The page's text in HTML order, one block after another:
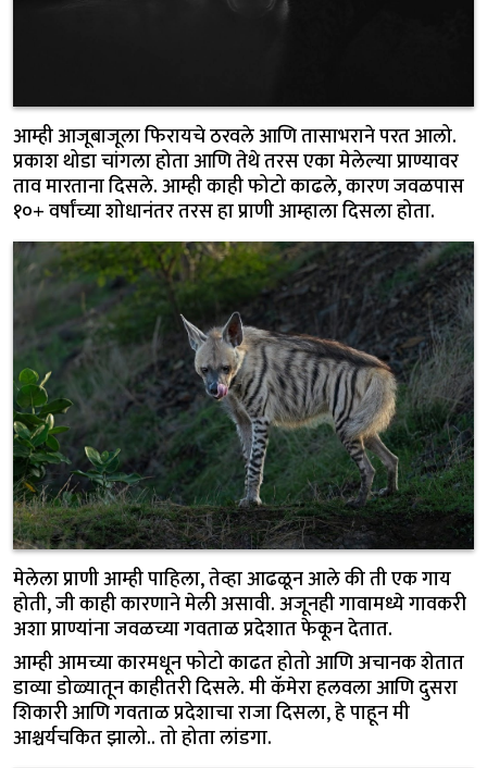
आम्ही आजूबाजूला फिरायचे ठरवले आणि तासाभराने परत आलो.
प्रकाश थोडा चांगला होता आणि तेथे तरस एका मेलेल्या प्राण्यावर
ताव मारताना दिसले. आम्ही काही फोटो काढले, कारण जवळपास
१०+ वर्षांच्या शोधानंतर तरस हा प्राणी आम्हाला दिसला होता.
मेलेला प्राणी आम्ही पाहिला, तेव्हा आढळून आले की ती एक गाय
होती, जी काही कारणाने मेली असावी. अजूनही गावामध्ये गावकरी
अशा प्राण्यांना जवळच्या गवताळ प्रदेशात फेकून देतात.
आम्ही आमच्या कारमधून फोटो काढत होतो आणि अचानक शेतात
डाव्या डोळ्यातून काहीतरी दिसले. मी कॅमेरा हलवला आणि दुसरा
शिकारी आणि गवताळ प्रदेशाचा राजा दिसला, हे पाहून मी
आश्चर्यचकित झालो.. तो होता लांडगा.